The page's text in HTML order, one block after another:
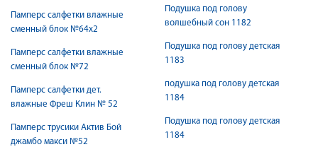
Памперс салфетки влажные
сменный блок №64х2
Памперс салфетки влажные
сменный блок №72
Памперс салфетки дет.
влажные Фреш Клин № 52
Памперс трусики Актив Бой
джамбо макси №52
Подушка под голову
волшебный сон 1182
Подушка под голову детская
1183
подушка под голову детская
1184
Подушка под голову детская
1184